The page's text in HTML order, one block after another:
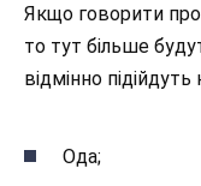
Якщо говорити про
то тут більше
відмінно підійдуть
Ода;